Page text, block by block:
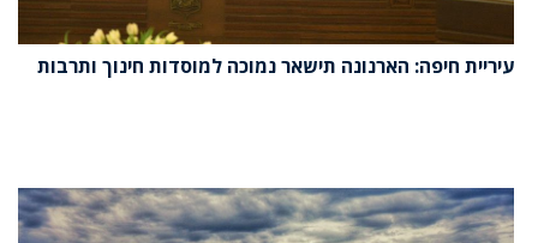
עיריית חיפה: הארנונה תישאר נמוכה למוסדות חינוך ותרבות